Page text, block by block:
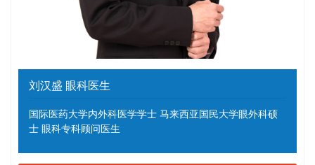
刘汉盛 眼科医生
国际医药大学内外科医学学士 马来西亚国民大学眼外科硕
士 眼科专科顾问医生